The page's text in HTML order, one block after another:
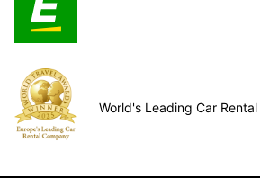
World's Leading Car